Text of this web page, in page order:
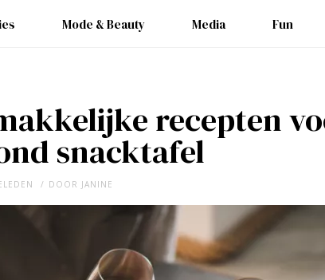
Mode & Beauty Media Fun
recepten
snacktafel
DOOR JANINE